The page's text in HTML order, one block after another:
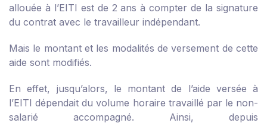
allouée à l’EITI est de 2 ans à compter de la signature
du contrat avec le travailleur indépendant.
Mais le montant et les modalités de versement de cette
aide sont modifiés.
En effet, jusqu’alors, le montant de l’aide versée à
l’EITI dépendait du volume horaire travaillé par le non-
salarié accompagné. Ainsi, depuis